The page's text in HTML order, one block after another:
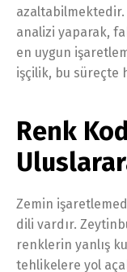
analizi yaparak,
en uygun
işçilik, bu süreçte
Renk
Zemin
dili vardır.
renklerin yanlış
tehlikelere yol